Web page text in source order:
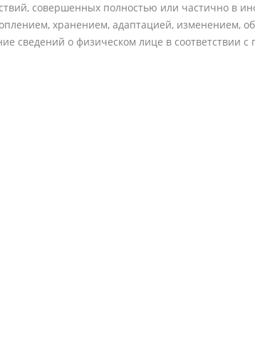
совершенных полностью или частично в
хранением, адаптацией, изменением,
сведений о физическом лице в